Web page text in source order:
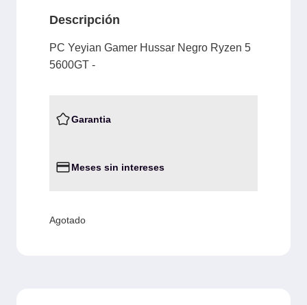
Descripción
PC Yeyian Gamer Hussar Negro Ryzen 5
5600GT -
Garantia
Meses sin intereses
Agotado